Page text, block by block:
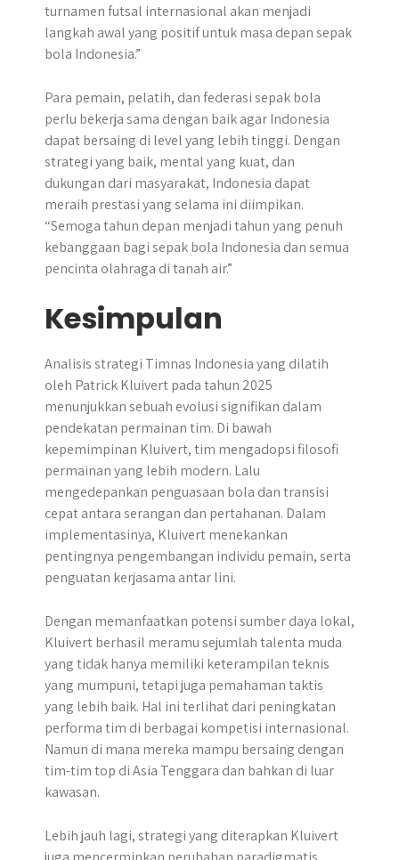
turnamen futsal internasional akan menjadi
langkah awal yang positif untuk masa depan sepak
bola Indonesia.”​
Para pemain, pelatih, dan federasi sepak bola
perlu bekerja sama dengan baik agar Indonesia
dapat bersaing di level yang lebih tinggi. Dengan
strategi yang baik, mental yang kuat, dan
dukungan dari masyarakat, Indonesia dapat
meraih prestasi yang selama ini diimpikan.
“Semoga tahun depan menjadi tahun yang penuh
kebanggaan bagi sepak bola Indonesia dan semua
pencinta olahraga di tanah air.”
Kesimpulan
Analisis strategi Timnas Indonesia yang dilatih
oleh Patrick Kluivert pada tahun 2025
menunjukkan sebuah evolusi signifikan dalam
pendekatan permainan tim. Di bawah
kepemimpinan Kluivert, tim mengadopsi filosofi
permainan yang lebih modern. Lalu
mengedepankan penguasaan bola dan transisi
cepat antara serangan dan pertahanan. Dalam
implementasinya, Kluivert menekankan
pentingnya pengembangan individu pemain, serta
penguatan kerjasama antar lini.
Dengan memanfaatkan potensi sumber daya lokal,
Kluivert berhasil meramu sejumlah talenta muda
yang tidak hanya memiliki keterampilan teknis
yang mumpuni, tetapi juga pemahaman taktis
yang lebih baik. Hal ini terlihat dari peningkatan
performa tim di berbagai kompetisi internasional.
Namun di mana mereka mampu bersaing dengan
tim-tim top di Asia Tenggara dan bahkan di luar
kawasan.
Lebih jauh lagi, strategi yang diterapkan Kluivert